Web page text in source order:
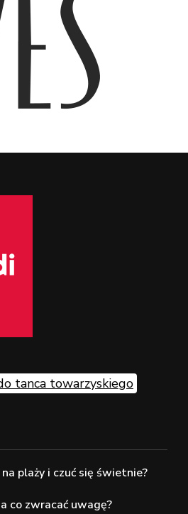
tanca towarzyskiego
plaży i czuć się świetnie?
co zwracać uwagę?